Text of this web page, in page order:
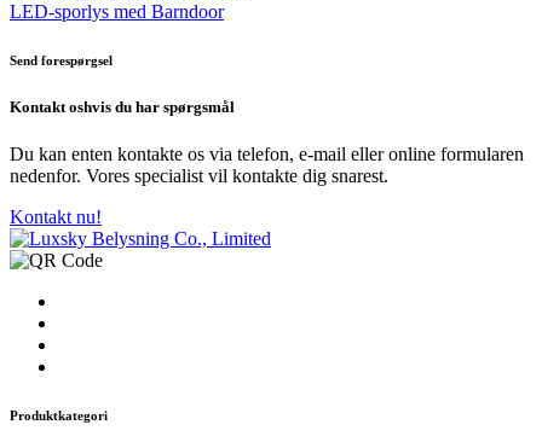
LED-sporlys med Barndoor
Send forespørgsel
Kontakt oshvis du har spørgsmål
Du kan enten kontakte os via telefon, e-mail eller online formularen
nedenfor. Vores specialist vil kontakte dig snarest.
Kontakt nu!
Produktkategori